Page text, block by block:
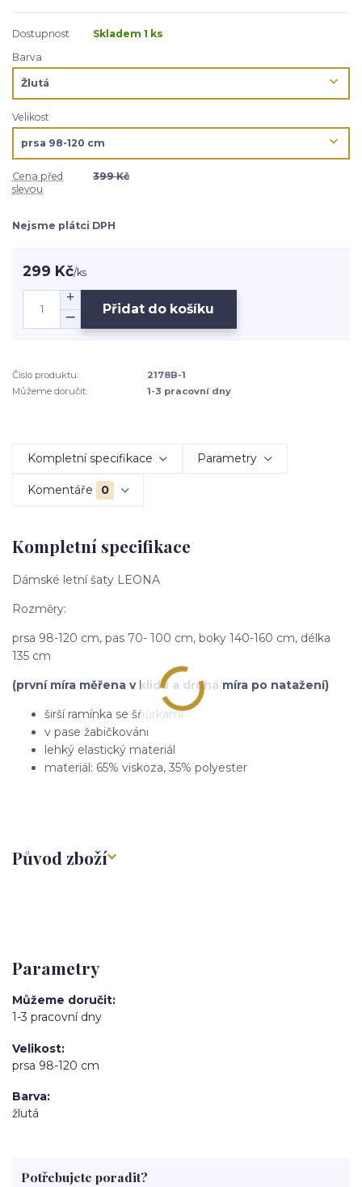
Dostupnost
Skladem 1 ks
Barva
Velikost
Cena před
slevou
399 Kč
Nejsme plátci DPH
299 Kč/ks
Přidat do košíku
Číslo produktu:
2178B-1
Můžeme doručit:
1-3 pracovní dny
Kompletní specifikace Parametry
Komentáře 0
Kompletní specifikace
Dámské letní šaty LEONA
Rozměry:
prsa 98-120 cm, pas 70- 100 cm, boky 140-160 cm, délka
135 cm
(první míra měřena v klidu a druhá míra po natažení)
širší ramínka se šňůrkami
v pase žabičkování
lehký elastický materiál
materiál: 65% viskoza, 35% polyester
Původ zboží
Parametry
Můžeme doručit
1-3 pracovní dny
Velikost
prsa 98-120 cm
Barva
žlutá
Potřebujete poradit?